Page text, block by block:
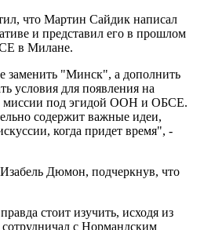
что Мартин Сайдик написал
и представил его в прошлом
в Милане.
заменить "Минск", а дополнить
условия для появления на
миссии под эгидой ООН и ОБСЕ.
содержит важные идеи,
когда придет время", -
Дюмон, подчеркнув, что
стоит изучить, исходя из
сотрудничал с Нормандским